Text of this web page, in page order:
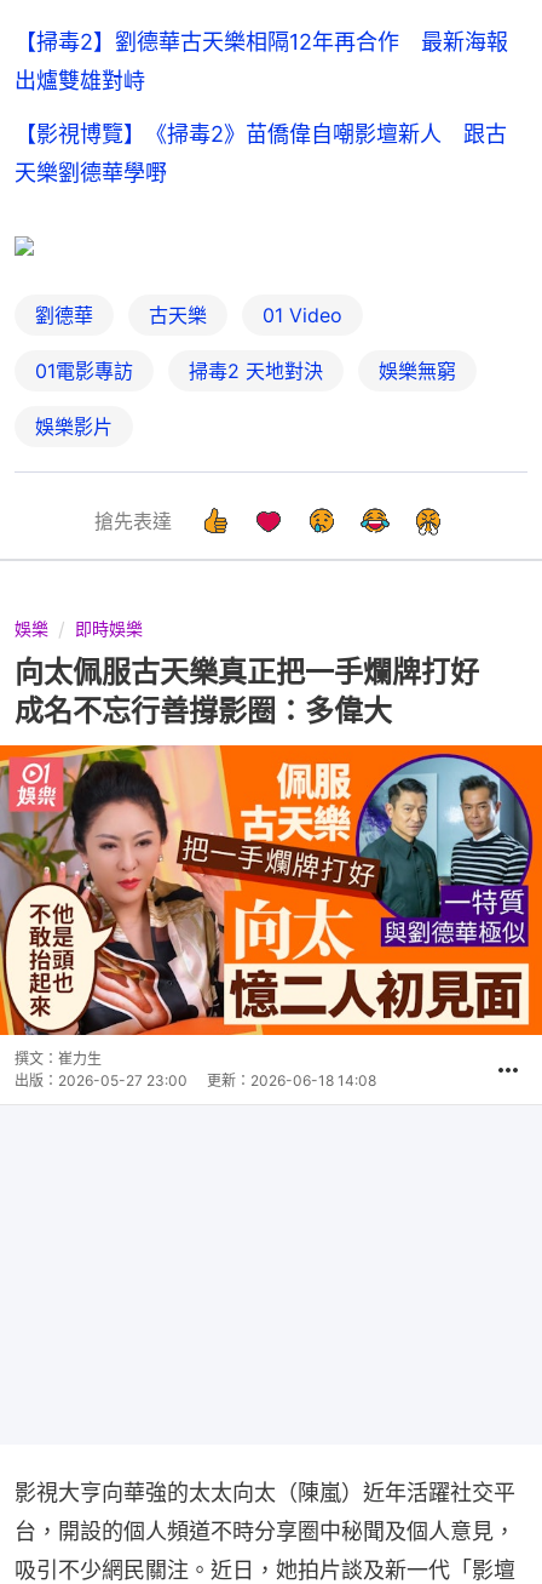
【掃毒2】劉德華古天樂相隔12年再合作 最新海報
出爐雙雄對峙
【影視博覽】《掃毒2》苗僑偉自嘲影壇新人 跟古
天樂劉德華學嘢
劉德華 古天樂 01 Video
01電影專訪 掃毒2 天地對決 娛樂無窮
娛樂影片
搶先表達
娛樂 即時娛樂
向太佩服古天樂真正把一手爛牌打好
成名不忘行善撐影圈：多偉大
撰文： 崔力生
出版： 2026-05-27 23:00 更新： 2026-06-18 14:08
影視大亨向華強的太太向太（陳嵐）近年活躍社交平
台，開設的個人頻道不時分享圈中秘聞及個人意見，
吸引不少網民關注。近日，她拍片談及新一代「影壇